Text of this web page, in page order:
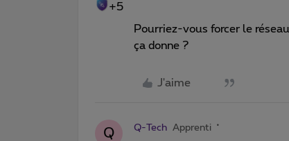
+5
Pourriez-vous forcer le
ça donne ?
J'aime
Q Q-Tech Apprenti